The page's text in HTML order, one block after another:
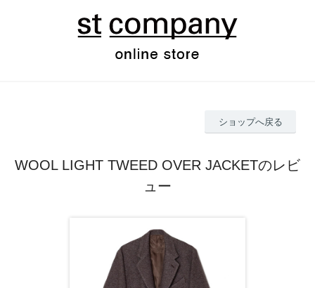
ショップへ戻る
WOOL LIGHT TWEED OVER JACKETのレビ
ュー